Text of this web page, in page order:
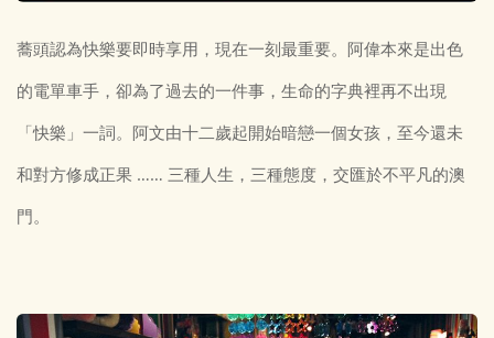
蕎頭認為快樂要即時享用，現在一刻最重要。阿偉本來是出色
的電單車手，卻為了過去的一件事，生命的字典裡再不出現
「快樂」一詞。阿文由十二歲起開始暗戀一個女孩，至今還未
和對方修成正果 …… 三種人生，三種態度，交匯於不平凡的澳
門。